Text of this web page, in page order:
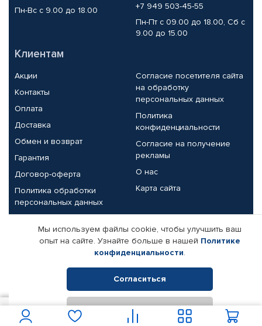
Пн-Вс с 9.00 до 18.00
+7 949 503-45-55
Пн-Пт с 09.00 до 18.00, Сб с
9.00 до 15.00
Клиентам
Акции
Контакты
Оплата
Доставка
Обмен и возврат
Гарантия
Договор-оферта
Политика обработки
персональных данных
Согласие посетителя сайта
на обработку
персональных данных
Политика
конфиденциальности
Согласие на получение
рекламы
О нас
Карта сайта
Партнерам
Корпоративным клиентам
Поставщикам
Реквизиты компании
© КАМАЗ ЦЕНТР ДОНЕЦК, 2015-2026. Все права защищены.
Интернет-магазин автомобильных товаров Автопрофи.
Мы используем файлы cookie, чтобы улучшить ваш
опыт на сайте. Узнайте больше в нашей Политике
конфиденциальности.
Согласиться
Отклонить
В корзину